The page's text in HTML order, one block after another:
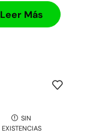
Leer Más
SIN
EXISTENCIAS